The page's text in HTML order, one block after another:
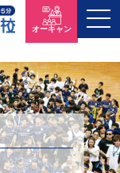
オーキャン